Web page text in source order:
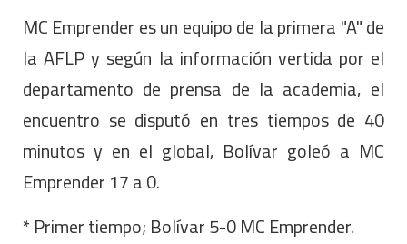
MC Emprender es un equipo de la primera "A" de
la AFLP y según la información vertida por el
departamento de prensa de la academia, el
encuentro se disputó en tres tiempos de 40
minutos y en el global, Bolívar goleó a MC
Emprender 17 a 0.
* Primer tiempo; Bolívar 5-0 MC Emprender.